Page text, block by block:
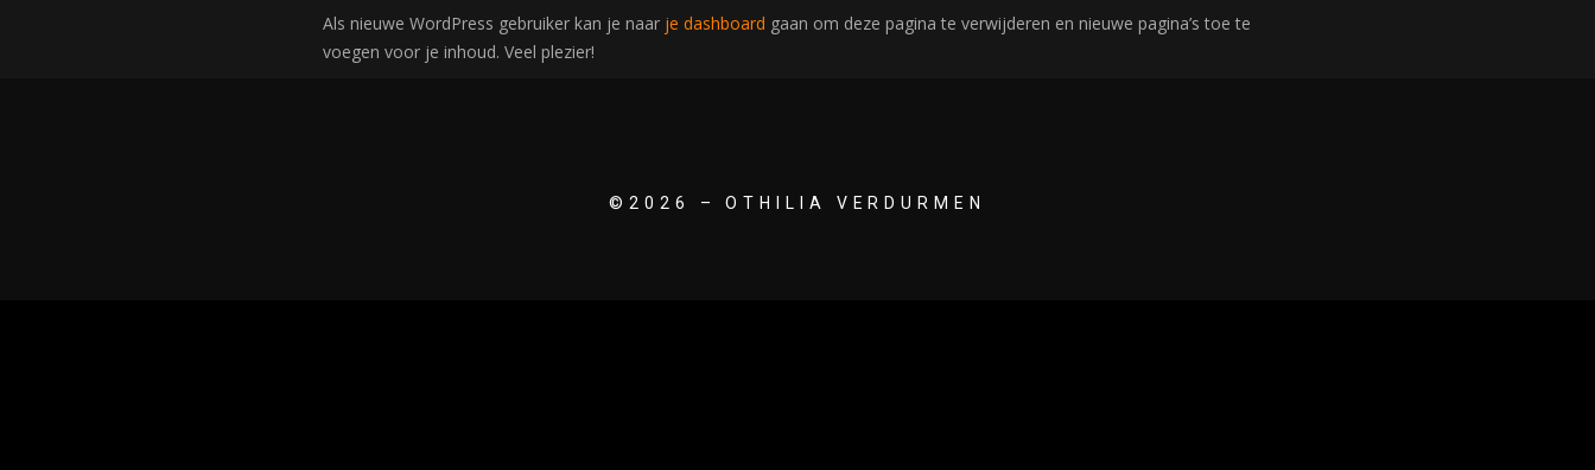
Als nieuwe WordPress gebruiker kan je naar je dashboard gaan om deze pagina te verwijderen en nieuwe pagina’s toe te
voegen voor je inhoud. Veel plezier!
©2026 – OTHILIA VERDURMEN